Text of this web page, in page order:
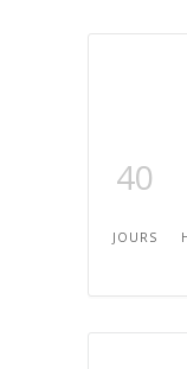
40
JOURS